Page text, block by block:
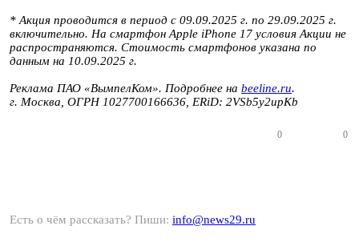
* Акция проводится в период с 09.09.2025 г. по 29.09.2025 г.
включительно. На смартфон Apple iPhone 17 условия Акции не
распространяются. Стоимость смартфонов указана по
данным на 10.09.2025 г.
Реклама ПАО «ВымпелКом». Подробнее на beeline.ru.
г. Москва, ОГРН 1027700166636, ERiD: 2VSb5y2upKb
0 0
Есть о чём рассказать? Пиши: info@news29.ru